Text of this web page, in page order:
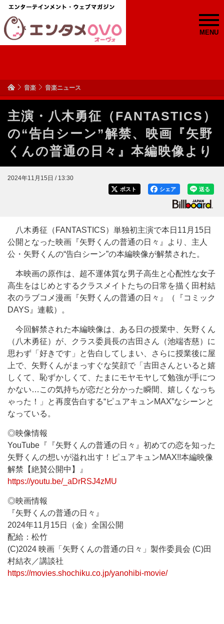
MENU
音楽 音楽ニュース
主演・八木勇征（FANTASTICS）
の“告白シーン”解禁、映画『矢野
くんの普通の日々』本編映像より
2024年11月15日 / 13:30
送る
シェア
ポスト
八木勇征（FANTASTICS）単独初主演で本日11月15日
公開となった映画『矢野くんの普通の日々』より、主人
公・矢野くんの“告白シーン”の本編映像が解禁された。
本映画の原作は、超不運体質な男子高生と心配性な女子
高生をはじめとするクラスメイトたちの日常を描く田村結
衣のラブコメ漫画『矢野くんの普通の日々』（『コミック
DAYS』連載）。
今回解禁された本編映像は、ある日の授業中、矢野くん
（八木勇征）が、クラス委員長の吉田さん（池端杏慈）に
思わず「好きです」と告白してしまい、さらに授業後に屋
上で、矢野くんがまっすぐな笑顔で「吉田さんといると嬉
しくて、恥ずかしくて、たまにモヤモヤして勉強が手につ
かない…この気持ちが恋だと分かった瞬間、嬉しくなっち
ゃった！」と再度告白する“ピュアキュンMAX”なシーンと
なっている。
◎映像情報
YouTube『『矢野くんの普通の日々』初めての恋を知った
矢野くんの想いが溢れ出す！ピュアキュンMAX!!本編映像
解禁【絶賛公開中】』
https://youtu.be/_aDrRSJ4zMU
◎映画情報
『矢野くんの普通の日々』
2024年11月15日（金）全国公開
配給：松竹
(C)2024 映画「矢野くんの普通の日々」製作委員会 (C)田
村結衣／講談社
https://movies.shochiku.co.jp/yanohibi-movie/